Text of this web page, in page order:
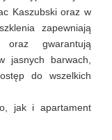
Kaszubski oraz w
zapewniają
oraz gwarantują
jasnych barwach,
do wszelkich
jak i apartament